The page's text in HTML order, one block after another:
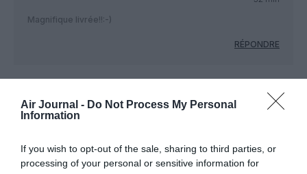
Air Journal - Do Not Process My Personal
Information
If you wish to opt-out of the sale, sharing to third parties, or
processing of your personal or sensitive information for
Magnifique livrée!!:-)
RÉPONDRE
A330-200 a commenté :
6 septembre 2016 - 1 h 50
min
RÉPONDRE